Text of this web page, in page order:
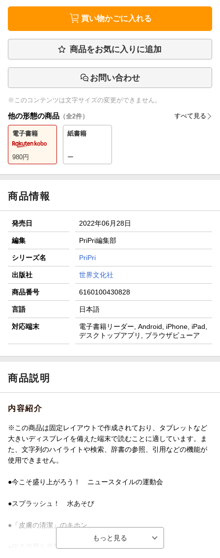
買い物かごに入れる
商品をお気に入りに追加
お問い合わせ
※このコンテンツは文字サイズの変更ができません。
他の形態の商品 （全2件） すべて見る
電子書籍
980円
紙書籍
ー
商品情報
発売日 2022年06月28日
編集 PriPri編集部
シリーズ名 PriPri
出版社 世界文化社
商品番号 6160100430828
言語 日本語
対応端末
電子書籍リーダー, Android, iPhone, iPad,
デスクトップアプリ, ブラウザビューア
商品説明
内容紹介
※この商品は固定レイアウトで作成されており、タブレットなど
大きいディスプレイを備えた端末で読むことに適しています。ま
た、文字列のハイライトや検索、辞書の参照、引用などの機能が
使用できません。
●今こそ盛り上がろう！ ニュースタイルの運動会
●スプラッシュ！ 水あそび
●「皮膚の清潔」のキホン
●叱る保育を卒業したい！ ほか